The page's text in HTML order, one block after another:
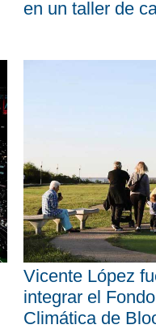
en un taller de
Vicente López
integrar el
Climática de